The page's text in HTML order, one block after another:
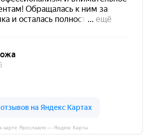
карте Ярославля — Яндекс Карты